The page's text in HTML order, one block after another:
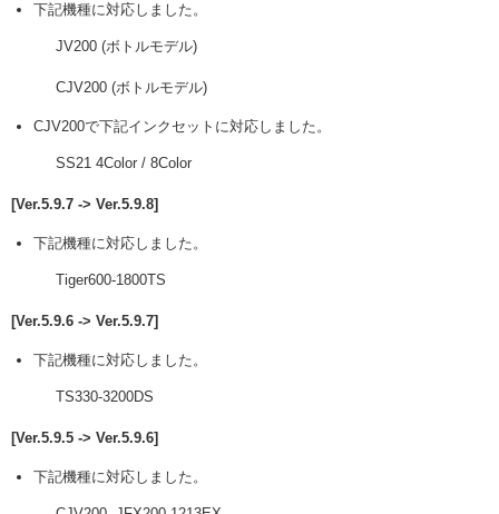
下記機種に対応しました。
JV200 (ボトルモデル)
CJV200 (ボトルモデル)
CJV200で下記インクセットに対応しました。
SS21 4Color / 8Color
[Ver.5.9.7 -> Ver.5.9.8]
下記機種に対応しました。
Tiger600-1800TS
[Ver.5.9.6 -> Ver.5.9.7]
下記機種に対応しました。
TS330-3200DS
[Ver.5.9.5 -> Ver.5.9.6]
下記機種に対応しました。